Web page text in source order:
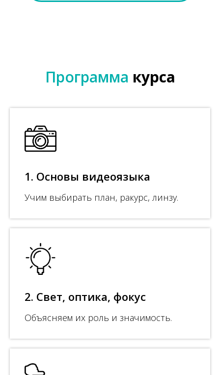
Программа курса
1. Основы видеоязыка
Учим выбирать план, ракурс, линзу.
2. Свет, оптика, фокус
Объясняем их роль и значимость.